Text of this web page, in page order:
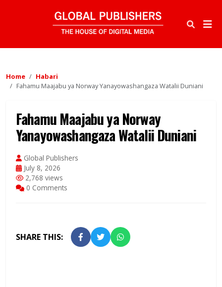
Home
Habari
Fahamu Maajabu ya Norway Yanayowashangaza Watalii Duniani
Fahamu Maajabu ya Norway
Yanayowashangaza Watalii Duniani
Global Publishers
July 8, 2026
2,768 views
0 Comments
SHARE THIS: